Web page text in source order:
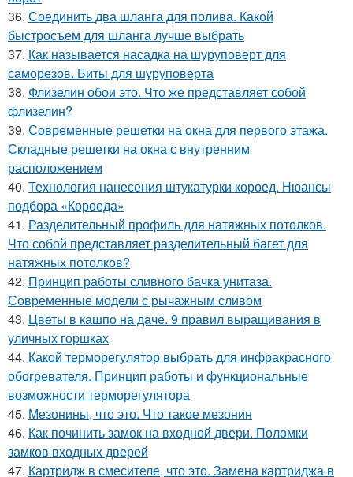
36. Соединить два шланга для полива. Какой
быстросъем для шланга лучше выбрать
37. Как называется насадка на шуруповерт для
саморезов. Биты для шуруповерта
38. Флизелин обои это. Что же представляет собой
флизелин?
39. Современные решетки на окна для первого этажа.
Складные решетки на окна с внутренним
расположением
40. Технология нанесения штукатурки короед. Нюансы
подбора «Короеда»
41. Разделительный профиль для натяжных потолков.
Что собой представляет разделительный багет для
натяжных потолков?
42. Принцип работы сливного бачка унитаза.
Современные модели с рычажным сливом
43. Цветы в кашпо на даче. 9 правил выращивания в
уличных горшках
44. Какой терморегулятор выбрать для инфракрасного
обогревателя. Принцип работы и функциональные
возможности терморегулятора
45. Мезонины, что это. Что такое мезонин
46. Как починить замок на входной двери. Поломки
замков входных дверей
47. Картридж в смесителе, что это. Замена картриджа в